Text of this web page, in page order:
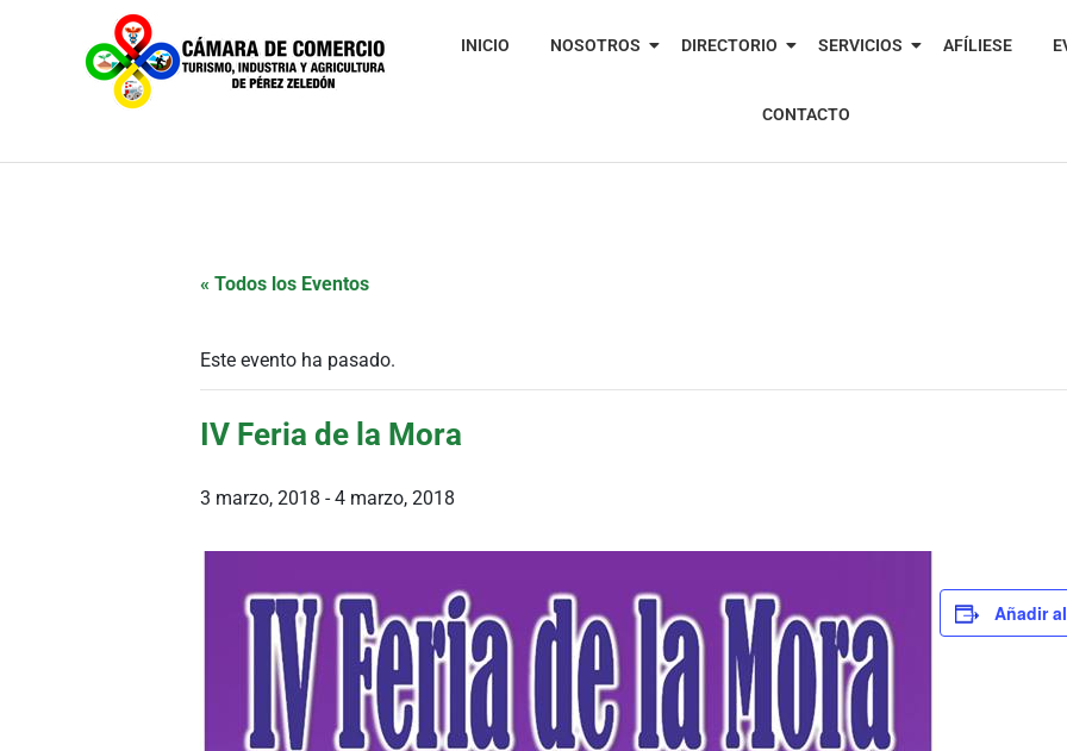
INICIO NOSOTROS DIRECTORIO SERVICIOS AFÍLIESE
CONTACTO
« Todos los Eventos
Este evento ha pasado.
IV Feria de la Mora
3 marzo, 2018 -4 marzo, 2018
Añadir